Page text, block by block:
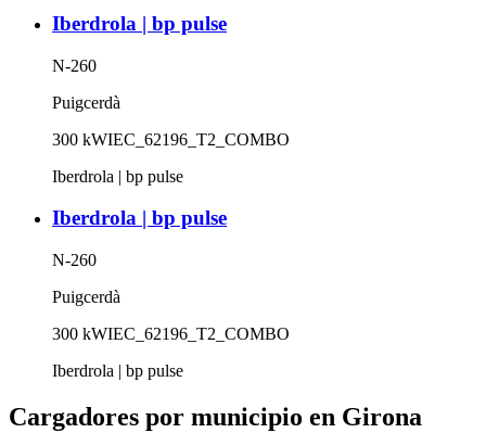
Iberdrola | bp pulse
N-260
Puigcerdà
300 kWIEC_62196_T2_COMBO
Iberdrola | bp pulse
Iberdrola | bp pulse
N-260
Puigcerdà
300 kWIEC_62196_T2_COMBO
Iberdrola | bp pulse
Cargadores por municipio en Girona